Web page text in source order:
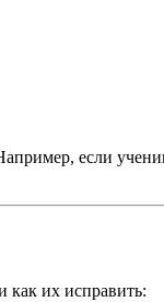
если
как их исправить: